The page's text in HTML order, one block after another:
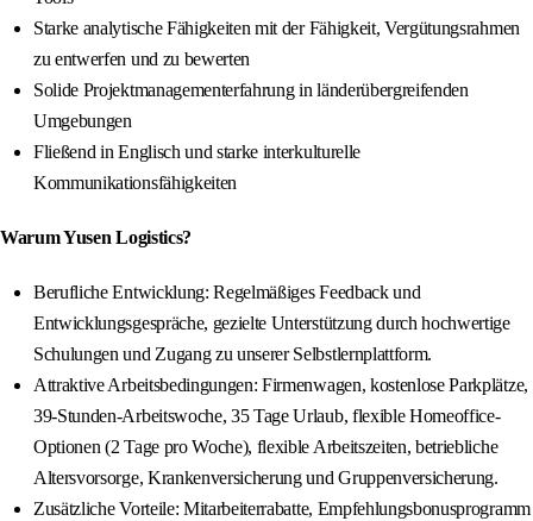
Starke analytische Fähigkeiten mit der Fähigkeit, Vergütungsrahmen
zu entwerfen und zu bewerten
Solide Projektmanagementerfahrung in länderübergreifenden
Umgebungen
Fließend in Englisch und starke interkulturelle
Kommunikationsfähigkeiten
Warum Yusen Logistics?
Berufliche Entwicklung: Regelmäßiges Feedback und
Entwicklungsgespräche, gezielte Unterstützung durch hochwertige
Schulungen und Zugang zu unserer Selbstlernplattform.
Attraktive Arbeitsbedingungen: Firmenwagen, kostenlose Parkplätze,
39-Stunden-Arbeitswoche, 35 Tage Urlaub, flexible Homeoffice-
Optionen (2 Tage pro Woche), flexible Arbeitszeiten, betriebliche
Altersvorsorge, Krankenversicherung und Gruppenversicherung.
Zusätzliche Vorteile: Mitarbeiterrabatte, Empfehlungsbonusprogramm